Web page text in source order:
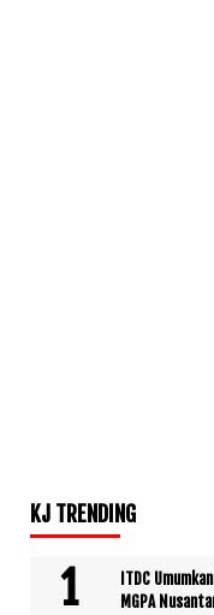
KJ TRENDING
ITDC
MGPA